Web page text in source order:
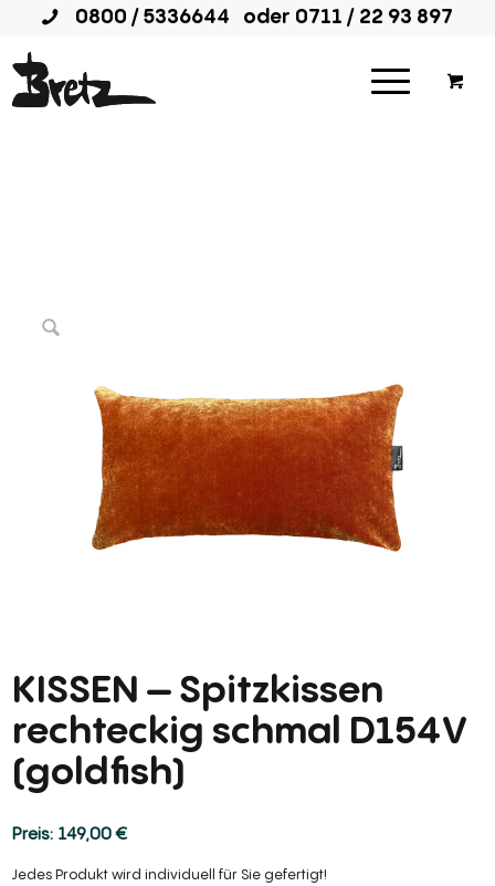
0800 / 5336644 oder 0711 / 22 93 897
KISSEN – Spitzkissen
rechteckig schmal D154V
(goldfish)
149,00€
Jedes Produkt wird individuell für Sie gefertigt!